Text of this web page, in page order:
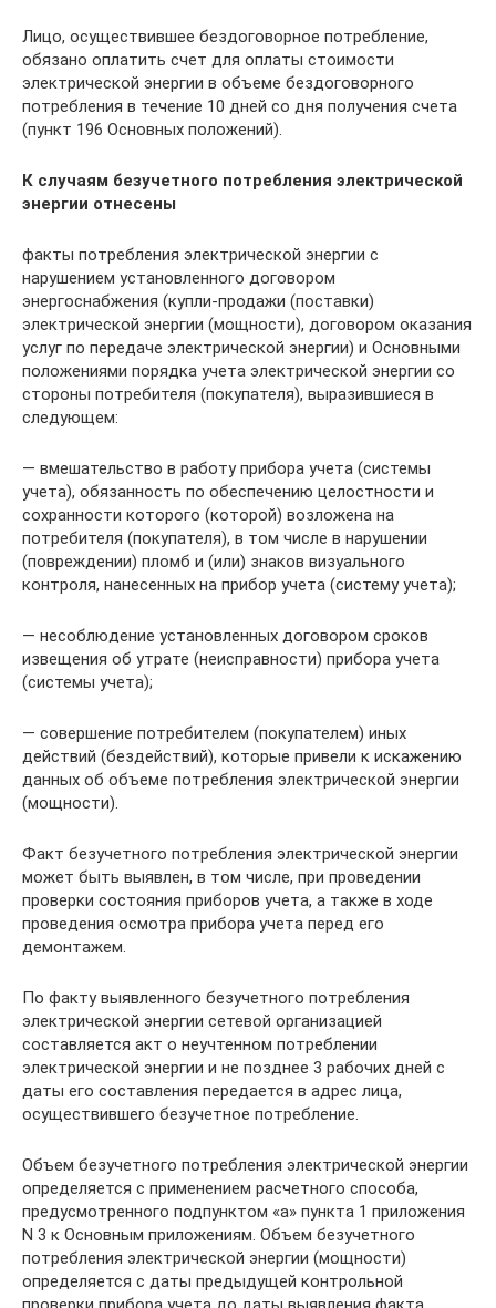
Лицо, осуществившее бездоговорное потребление,
обязано оплатить счет для оплаты стоимости
электрической энергии в объеме бездоговорного
потребления в течение 10 дней со дня получения счета
(пункт 196 Основных положений).
К случаям безучетного потребления электрической
энергии отнесены
факты потребления электрической энергии с
нарушением установленного договором
энергоснабжения (купли-продажи (поставки)
электрической энергии (мощности), договором оказания
услуг по передаче электрической энергии) и Основными
положениями порядка учета электрической энергии со
стороны потребителя (покупателя), выразившиеся в
следующем:
— вмешательство в работу прибора учета (системы
учета), обязанность по обеспечению целостности и
сохранности которого (которой) возложена на
потребителя (покупателя), в том числе в нарушении
(повреждении) пломб и (или) знаков визуального
контроля, нанесенных на прибор учета (систему учета);
— несоблюдение установленных договором сроков
извещения об утрате (неисправности) прибора учета
(системы учета);
— совершение потребителем (покупателем) иных
действий (бездействий), которые привели к искажению
данных об объеме потребления электрической энергии
(мощности).
Факт безучетного потребления электрической энергии
может быть выявлен, в том числе, при проведении
проверки состояния приборов учета, а также в ходе
проведения осмотра прибора учета перед его
демонтажем.
По факту выявленного безучетного потребления
электрической энергии сетевой организацией
составляется акт о неучтенном потреблении
электрической энергии и не позднее 3 рабочих дней с
даты его составления передается в адрес лица,
осуществившего безучетное потребление.
Объем безучетного потребления электрической энергии
определяется с применением расчетного способа,
предусмотренного подпунктом «а» пункта 1 приложения
N 3 к Основным приложениям. Объем безучетного
потребления электрической энергии (мощности)
определяется с даты предыдущей контрольной